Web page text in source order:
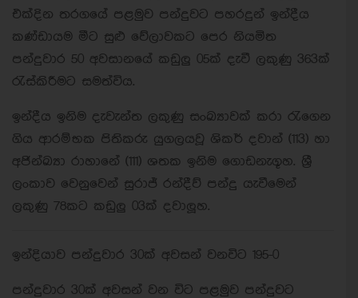
එක්දින තරගයේ පළමුව පන්දුවට පහරදුන් ඉන්දීය
කණ්ඩායම මීට සුළු වේලාවකට පෙර නියමිත
පන්දුවාර 50 අවසානයේ කඩුලු 05ක් දැවී ලකුණු 363ක්
රැස්කිරීමට සමත්විය.
ඉන්දීය ඉනිම දැවැන්ත ලකුණු සංඛ්‍යාවක් කරා රැගෙන
ගිය ආරම්භක පිතිකරු යුගලයවූ ශිකර් දවාන් (113) හා
අජින්ඛ්‍යා රාහානේ (111) ශතක ඉනිම ගොඩනැගූහ. ශ්‍රී
ලංකාව වෙනුවෙන් සුරාජ් රන්දීව් පන්දු යැවීමෙන්
ලකුණු 78කට කඩුලු 03ක් දවාලූහ.
ඉන්දියාව පන්දුවාර 30ක් අවසන් වනවිට 195-0
පන්දුවාර 30ක් අවසන් වන විට පළමුව පන්දුවට